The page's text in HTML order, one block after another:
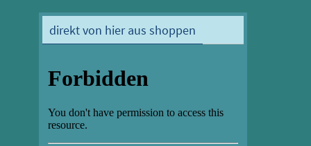
direkt von hier aus shoppen